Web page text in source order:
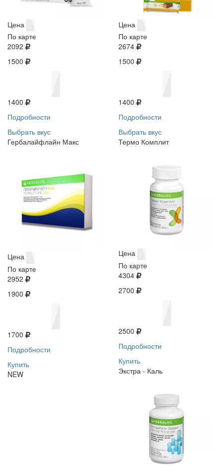
Цена
По карте
2092
1500
1400
Подробности
Выбрать вкус
Цена
По карте
2674
1500
1400
Подробности
Выбрать вкус
Гербалайфлайн Макс
Цена
По карте
2952
1900
1700
Подробности
Купить
NEW
Термо Комплит
Цена
По карте
4304
2700
2500
Подробности
Купить
Экстра - Каль